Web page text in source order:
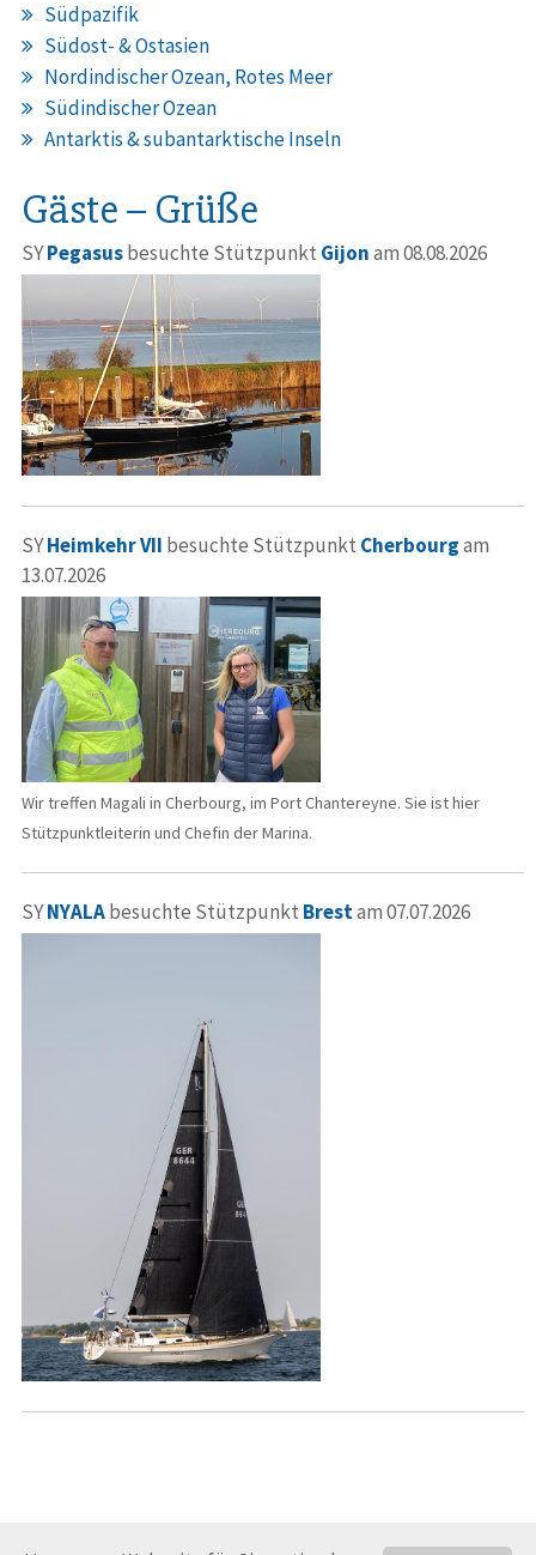
Südpazifik
Südost- & Ostasien
Nordindischer Ozean, Rotes Meer
Südindischer Ozean
Antarktis & subantarktische Inseln
Gäste – Grüße
SYPegasusbesuchte Stützpunkt Gijonam 08.08.2026
SYHeimkehr VII besuchte Stützpunkt Cherbourgam
13.07.2026
Wir treffen Magali in Cherbourg, im Port Chantereyne. Sie ist hier
Stützpunktleiterin und Chefin der Marina.
SYNYALAbesuchte Stützpunkt Brestam 07.07.2026